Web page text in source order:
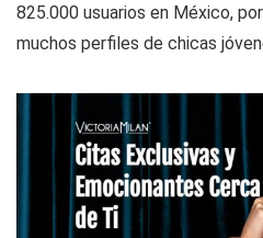
825.000 usuarios en México,
muchos perfiles de chicas